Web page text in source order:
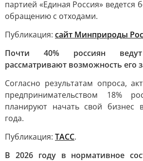
партией «Единая Россия» ведется
обращению с отходами.
Публикация: сайт Минприроды
Почти 40% россиян
рассматривают возможность его
Согласно результатам опроса,
предпринимательством 18%
планируют начать свой бизнес
года.
Публикация: ТАСС.
В 2026 году в нормативное